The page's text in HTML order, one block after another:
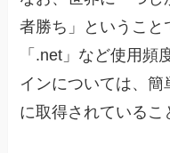
者勝ち」ということ
「.net」など使用頻
インについては、
に取得されているこ